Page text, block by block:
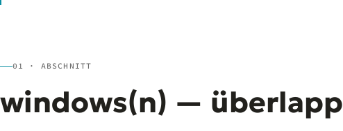
01 · ABSCHNITT
windows(n) —